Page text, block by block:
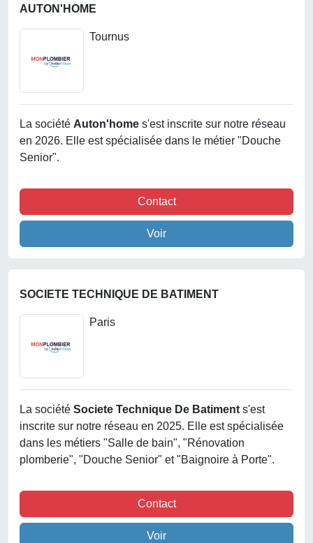
AUTON'HOME
Tournus
La société Auton'home s'est inscrite sur notre réseau
en 2026. Elle est spécialisée dans le métier "Douche
Senior".
Contact
Voir
SOCIETE TECHNIQUE DE BATIMENT
Paris
La société Societe Technique De Batiment s'est
inscrite sur notre réseau en 2025. Elle est spécialisée
dans les métiers "Salle de bain", "Rénovation
plomberie", "Douche Senior" et "Baignoire à Porte".
Contact
Voir